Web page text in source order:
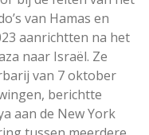
van Hamas en
aanrichtten na het
naar Israël. Ze
van 7 oktober
berichtte
aan de New York